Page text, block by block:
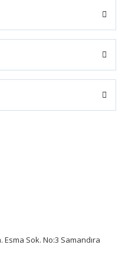
Esma Sok. No:3 Samandıra